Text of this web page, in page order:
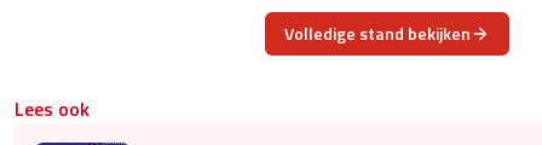
Volledige stand bekijken
Lees ook